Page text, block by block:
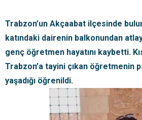
Trabzon’un Akçaabat ilçesinde
katındaki dairenin balkonundan
genç öğretmen hayatını kaybetti.
Trabzon’a tayini çıkan öğretmenin
yaşadığı öğrenildi.